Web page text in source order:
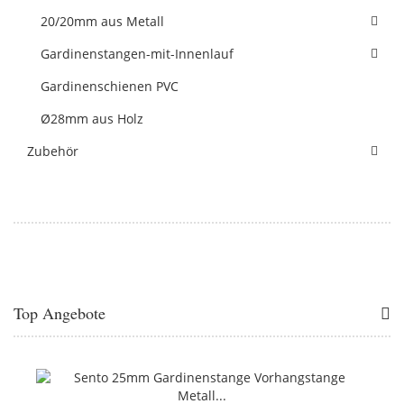
20/20mm aus Metall
Gardinenstangen-mit-Innenlauf
Gardinenschienen PVC
Ø28mm aus Holz
Zubehör
Top Angebote